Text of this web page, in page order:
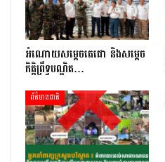
អំណោយសម្តេចតេជោ និងសម្តេច
កិត្តិព្រឹទ្ធបណ្ឌិត…
ព័ត៌មានជាតិ